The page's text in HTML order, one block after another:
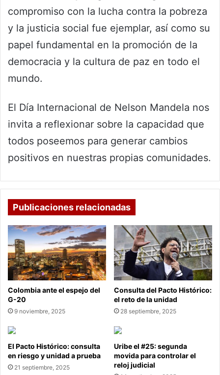
compromiso con la lucha contra la pobreza
y la justicia social fue ejemplar, así como su
papel fundamental en la promoción de la
democracia y la cultura de paz en todo el
mundo.
El Día Internacional de Nelson Mandela nos
invita a reflexionar sobre la capacidad que
todos poseemos para generar cambios
positivos en nuestras propias comunidades.
Publicaciones relacionadas
Colombia ante el espejo del
G-20
9 noviembre, 2025
Consulta del Pacto Histórico:
el reto de la unidad
28 septiembre, 2025
El Pacto Histórico: consulta
en riesgo y unidad a prueba
21 septiembre, 2025
Uribe el #25: segunda
movida para controlar el
reloj judicial